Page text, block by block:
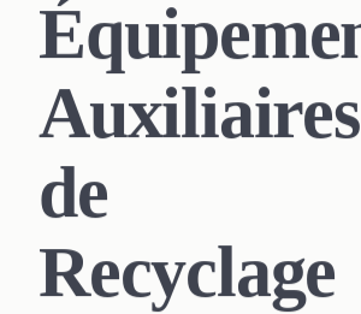
Auxiliaires
de
Recyclage